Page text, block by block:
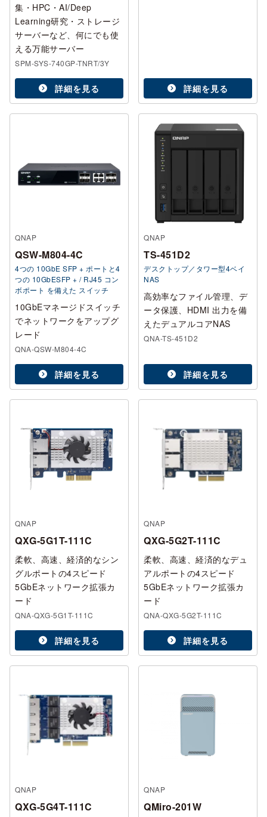
集・HPC・AI/Deep
Learning研究・ストレージ
サーバーなど、何にでも使
える万能サーバー
SPM-SYS-740GP-TNRT/3Y
詳細を見る 詳細を見る
QNAP
QSW-M804-4C
4つの 10GbE SFP + ポートと4
つの 10GbESFP + / RJ45 コン
ボポート を備えた スイッチ
10GbEマネージドスイッチ
でネットワークをアップグ
レード
QNA-QSW-M804-4C
詳細を見る
QNAP
TS-451D2
デスクトップ／タワー型4ベイ
NAS
高効率なファイル管理、デ
ータ保護、HDMI 出力を備
えたデュアルコアNAS
QNA-TS-451D2
詳細を見る
QNAP
QXG-5G1T-111C
柔軟、高速、経済的なシン
グルポートの4スピード
5GbEネットワーク拡張カ
ード
QNA-QXG-5G1T-111C
詳細を見る
QNAP
QXG-5G2T-111C
柔軟、高速、経済的なデュ
アルポートの4スピード
5GbEネットワーク拡張カ
ード
QNA-QXG-5G2T-111C
詳細を見る
QNAP
QXG-5G4T-111C
QNAP
QMiro-201W